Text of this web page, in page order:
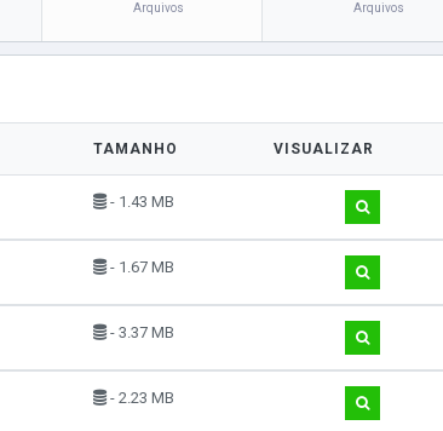
Arquivos Arquivos
TAMANHO VISUALIZAR
- 1.43 MB
- 1.67 MB
- 3.37 MB
- 2.23 MB